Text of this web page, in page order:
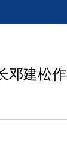
邓建松